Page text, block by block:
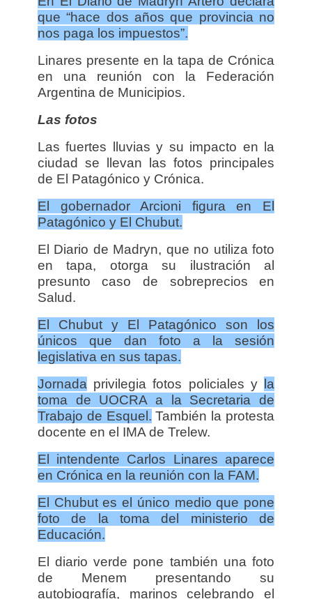
que “hace dos años que provincia no
nos paga los impuestos”.
Linares presente en la tapa de Crónica
en una reunión con la Federación
Argentina de Municipios.
Las fotos
Las fuertes lluvias y su impacto en la
ciudad se llevan las fotos principales
de El Patagónico y Crónica.
El gobernador Arcioni figura en El
Patagónico y El Chubut.
El Diario de Madryn, que no utiliza foto
en tapa, otorga su ilustración al
presunto caso de sobreprecios en
Salud.
El Chubut y El Patagónico son los
únicos que dan foto a la sesión
legislativa en sus tapas.
Jornada privilegia fotos policiales y
la
toma de UOCRA a la Secretaria de
Trabajo de Esquel. También la protesta
docente en el IMA de Trelew.
El intendente Carlos Linares aparece
en Crónica en la reunión con la FAM.
El Chubut es el único medio que pone
foto de la toma del ministerio de
Educación.
El diario verde pone también una foto
de Menem presentando su
autobiografía, marinos celebrando el